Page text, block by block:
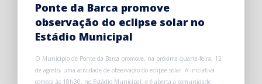
Ponte da Barca promove
observação do eclipse solar no
Estádio Municipal
O Município de Ponte da Barca promove, na próxima quarta-feira, 12
de agosto, uma atividade de observação do eclipse solar. A iniciativa
começa às 18h30, no Estádio Municipal, e é aberta à comunidade.